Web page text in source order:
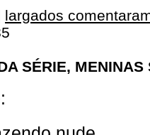
largados
SÉRIE, MENINAS